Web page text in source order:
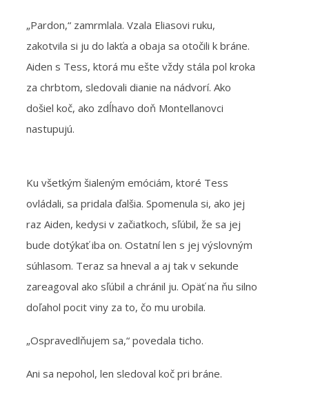
„Pardon,“ zamrmlala. Vzala Eliasovi ruku,
zakotvila si ju do lakťa a obaja sa otočili k bráne.
Aiden s Tess, ktorá mu ešte vždy stála pol kroka
za chrbtom, sledovali dianie na nádvorí. Ako
došiel koč, ako zdĺhavo doň Montellanovci
nastupujú.
Ku všetkým šialeným emóciám, ktoré Tess
ovládali, sa pridala ďalšia. Spomenula si, ako jej
raz Aiden, kedysi v začiatkoch, sľúbil, že sa jej
bude dotýkať iba on. Ostatní len s jej výslovným
súhlasom. Teraz sa hneval a aj tak v sekunde
zareagoval ako sľúbil a chránil ju. Opäť na ňu silno
doľahol pocit viny za to, čo mu urobila.
„Ospravedlňujem sa,“ povedala ticho.
Ani sa nepohol, len sledoval koč pri bráne.